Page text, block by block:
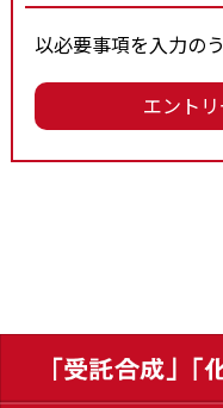
以必要事項を入力の
エント